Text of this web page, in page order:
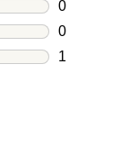
0
0
0
0
1